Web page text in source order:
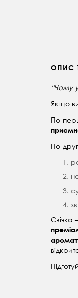
ОПИС
“Чому
Якщо
По-
По-
Свічка